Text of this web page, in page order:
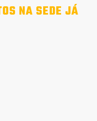
NA SEDE JÁ